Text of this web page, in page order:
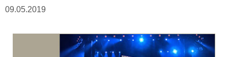
09.05.2019